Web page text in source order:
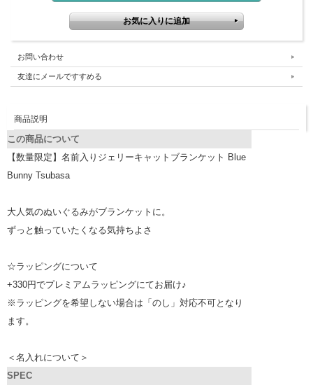
お問い合わせ
友達にメールですすめる
商品説明
この商品について
【数量限定】名前入りジェリーキャットブランケット Blue
Bunny Tsubasa
大人気のぬいぐるみがブランケットに。
ずっと触っていたくなる気持ちよさ
☆ラッピングについて
+330円でプレミアムラッピングにてお届け♪
※ラッピングを希望しない場合は「のし」対応不可となり
ます。
＜名入れについて＞
SPEC